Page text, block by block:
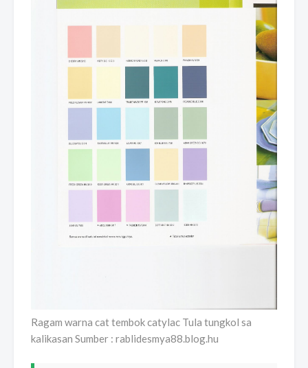
Ragam warna cat tembok catylac Tula tungkol sa
kalikasan Sumber : rablidesmya88.blog.hu